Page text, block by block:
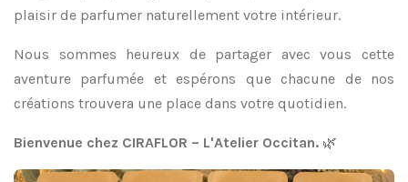
plaisir de parfumer naturellement votre intérieur.
Nous sommes heureux de partager avec vous cette
aventure parfumée et espérons que chacune de nos
créations trouvera une place dans votre quotidien.
Bienvenue chez CIRAFLOR – L'Atelier Occitan. 🌿